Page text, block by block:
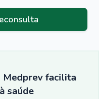
Medprev facilita
saúde